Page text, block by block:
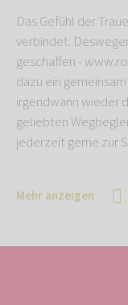
Das Gefühl der
verbindet.
geschaffen -
dazu ein
irgendwann wieder
geliebten
jederzeit gerne zur
Mehr anzeigen